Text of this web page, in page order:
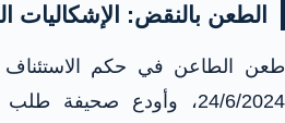
الطعن بالنقض: الإشكاليات
طعن الطاعن في حكم
24/6/2024، وأودع صحيفة